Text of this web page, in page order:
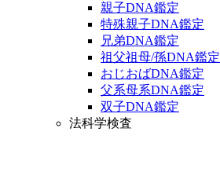
親子DNA鑑定
特殊親子DNA鑑定
兄弟DNA鑑定
祖父祖母/孫DNA鑑定
おじおばDNA鑑定
父系母系DNA鑑定
双子DNA鑑定
法科学検査